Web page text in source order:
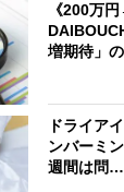
《200万
増期待」
ドライア
ンバーミ
週間は問…